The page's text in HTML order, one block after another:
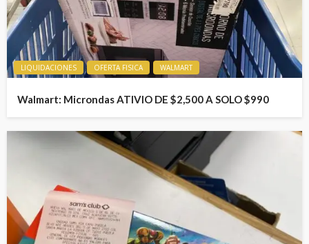
LIQUIDACIONES OFERTA FISICA WALMART
Walmart: Microndas ATIVIO DE $2,500 A SOLO $990